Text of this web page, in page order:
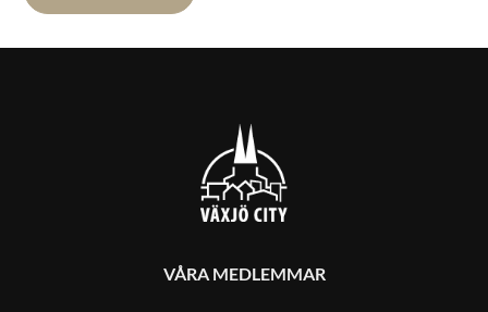
VÅRA MEDLEMMAR